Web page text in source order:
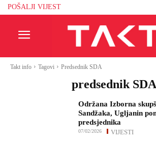
POŠALJI VIJEST
Takt info Tagovi Predsednik SDA
predsednik SDA
Održana Izborna
Sandžaka, Ugljanin
predsjednika
VIJESTI
07/02/2026